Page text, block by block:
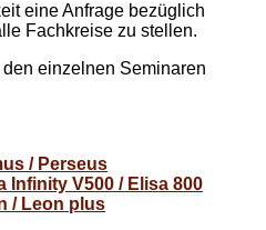
eine Anfrage bezüglich
Fachkreise zu stellen.
einzelnen Seminaren
/ Perseus
Infinity V500 / Elisa 800
/ Leon plus